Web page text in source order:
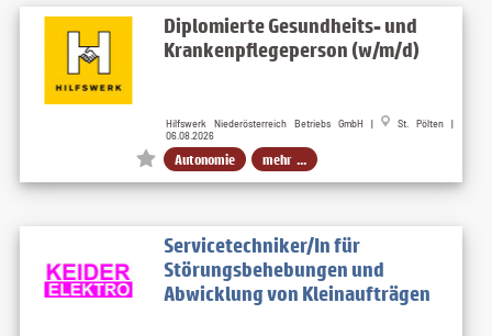
Diplomierte Gesundheits- und
Krankenpflegeperson (w/m/d)
Hilfswerk Niederösterreich Betriebs GmbH |
St. Pölten |
06.08.2026
Autonomie mehr ...
Servicetechniker/In für
Störungsbehebungen und
Abwicklung von Kleinaufträgen